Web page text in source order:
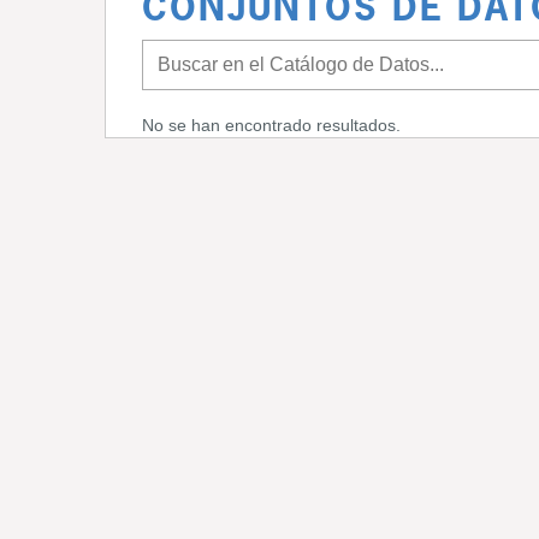
CONJUNTOS DE
No se han encontrado resultados.